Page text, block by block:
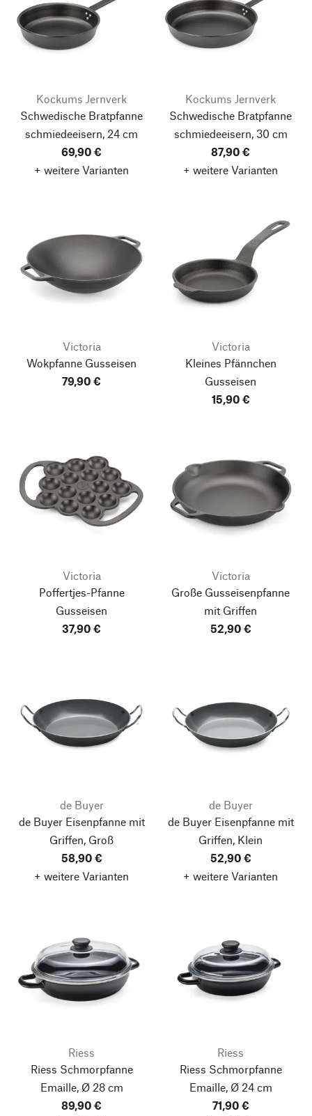
Kockums Jernverk
Schwedische Bratpfanne
schmiedeeisern, 24 cm
69,90 €
+ weitere Varianten
Kockums Jernverk
Schwedische Bratpfanne
schmiedeeisern, 30 cm
87,90 €
+ weitere Varianten
Victoria
Wokpfanne Gusseisen
79,90 €
Victoria
Kleines Pfännchen
Gusseisen
15,90 €
Victoria
Poffertjes-Pfanne
Gusseisen
37,90 €
Victoria
Große Gusseisenpfanne
mit Griffen
52,90 €
de Buyer
de Buyer Eisenpfanne mit
Griffen, Groß
58,90 €
+ weitere Varianten
de Buyer
de Buyer Eisenpfanne mit
Griffen, Klein
52,90 €
+ weitere Varianten
Riess
Riess Schmorpfanne
Emaille, Ø 28 cm
89,90 €
Riess
Riess Schmorpfanne
Emaille, Ø 24 cm
71,90 €